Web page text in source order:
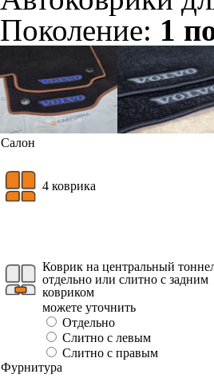
Поколение: 1
Салон
4 коврика
Коврик на центральный
отдельно или слитно с задним
ковриком
можете уточнить
Отдельно
Слитно с левым
Слитно с правым
Фурнитура